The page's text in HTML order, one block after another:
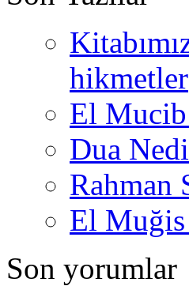
hikmetler
El Mucib
Dua
Rahman
El Muğis
Son yorumlar